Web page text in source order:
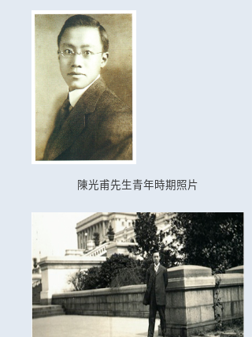
陳光甫先生青年時期照片